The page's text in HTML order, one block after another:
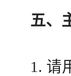
五、
1. 请用